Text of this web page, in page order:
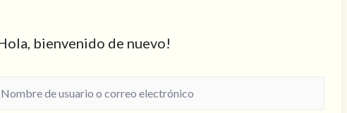
bienvenido de nuevo!